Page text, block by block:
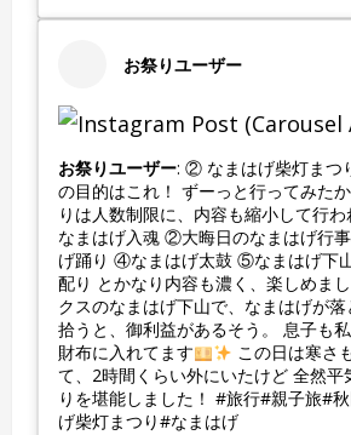
お祭りユーザー
お祭りユーザー: ② なまはげ柴灯まつ
の目的はこれ！ ずーっと行ってみた
りは人数制限に、内容も縮小して行
なまはげ入魂 ②大晦日のなまはげ行
げ踊り ④なまはげ太鼓 ⑤なまはげ下
配り とかなり内容も濃く、楽しめま
クスのなまはげ下山で、なまはげが
拾うと、御利益があるそう。 息子も
財布に入れてます
この日は寒さ
て、2時間くらい外にいたけど 全然平
りを堪能しました！ #旅行#親子旅#
げ柴灯まつり#なまはげ